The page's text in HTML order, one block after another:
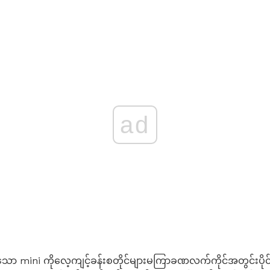
ad
ော mini ကိုလေ့ကျင့်ခန်းစတိုင်များမကြာခဏလက်ကိုင်အတွင်း